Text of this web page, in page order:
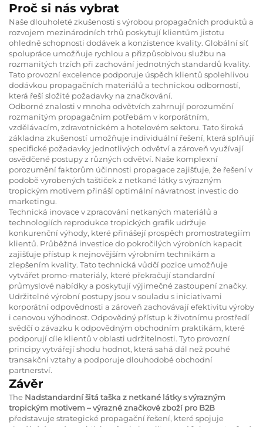
Proč si nás vybrat
Naše dlouholeté zkušenosti s výrobou propagačních produktů a
rozvojem mezinárodních trhů poskytují klientům jistotu
ohledně schopnosti dodávek a konzistence kvality. Globální síť
spolupráce umožňuje rychlou a přizpůsobivou službu na
rozmanitých trzích při zachování jednotných standardů kvality.
Tato provozní excelence podporuje úspěch klientů spolehlivou
dodávkou propagačních materiálů a technickou odborností,
která řeší složité požadavky na značkování.
Odborné znalosti v mnoha odvětvích zahrnují porozumění
rozmanitým propagačním potřebám v korporátním,
vzdělávacím, zdravotnickém a hotelovém sektoru. Tato široká
základna zkušeností umožňuje individuální řešení, která splňují
specifické požadavky jednotlivých odvětví a zároveň využívají
osvědčené postupy z různých odvětví. Naše komplexní
porozumění faktorům účinnosti propagace zajišťuje, že řešení v
podobě vyrobených taštiček z netkané látky s výrazným
tropickým motivem přináší optimální návratnost investic do
marketingu.
Technická inovace v zpracování netkaných materiálů a
technologiích reprodukce tropických grafik udržuje
konkurenční výhody, které přinášejí prospěch promostrategiím
klientů. Průběžná investice do pokročilých výrobních kapacit
zajišťuje přístup k nejnovějším výrobním technikám a
zlepšením kvality. Tato technická vůdčí pozice umožňuje
vytvářet promo-materiály, které překračují standardní
průmyslové nabídky a poskytují výjimečné zastoupení značky.
Udržitelné výrobní postupy jsou v souladu s iniciativami
korporátní odpovědnosti a zároveň zachovávají efektivitu výroby
i cenovou výhodnost. Odpovědný přístup k životnímu prostředí
svědčí o závazku k odpovědným obchodním praktikám, které
podporují cíle klientů v oblasti udržitelnosti. Tyto provozní
principy vytvářejí shodu hodnot, která sahá dál než pouhé
transakční vztahy a podporuje dlouhodobé obchodní
partnerství.
Závěr
The Nadstandardní šitá taška z netkané látky s výrazným
tropickým motivem – výrazné značkové zboží pro B2B
představuje strategické propagační řešení, které spojuje